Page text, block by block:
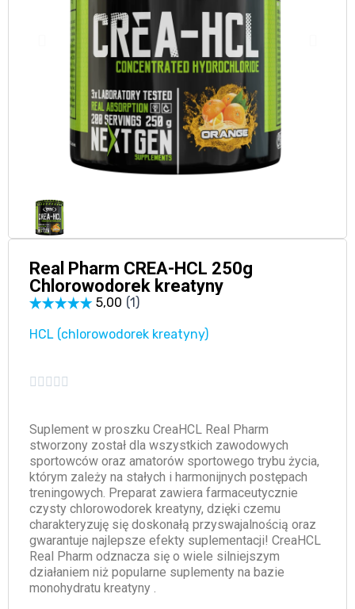
Real Pharm CREA-HCL 250g
Chlorowodorek kreatyny
HCL (chlorowodorek kreatyny)
    
Suplement w proszku CreaHCL Real Pharm
stworzony został dla wszystkich zawodowych
sportowców oraz amatorów sportowego trybu życia,
którym zależy na stałych i harmonijnych postępach
treningowych. Preparat zawiera farmaceutycznie
czysty chlorowodorek kreatyny, dzięki czemu
charakteryzuję się doskonałą przyswajalnością oraz
gwarantuje najlepsze efekty suplementacji! CreaHCL
Real Pharm odznacza się o wiele silniejszym
działaniem niż popularne suplementy na bazie
monohydratu kreatyny .